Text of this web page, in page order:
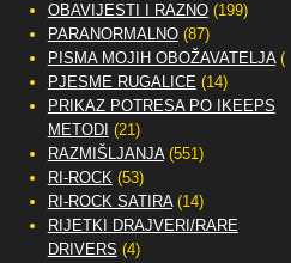
OBAVIJESTI I RAZNO(199)
PARANORMALNO(87)
PISMA MOJIH OBOŽAVATELJA(2)
PJESME RUGALICE (14)
PRIKAZ POTRESA PO IKEEPS
METODI (21)
RAZMIŠLJANJA(551)
RI-ROCK(53)
RI-ROCK SATIRA(14)
RIJETKI DRAJVERI/RARE
DRIVERS (4)